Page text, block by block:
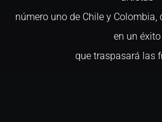
número uno de Chile y Colombia,
en un éxito
que traspasará las